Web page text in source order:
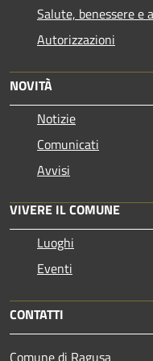
Salute, benessere e
Autorizzazioni
NOVITÀ
Notizie
Comunicati
Avvisi
VIVERE IL COMUNE
Luoghi
Eventi
CONTATTI